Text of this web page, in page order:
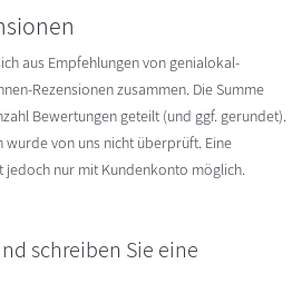
aus Empfehlungen von genialokal-
Rezensionen zusammen. Die Summe
Bewertungen geteilt (und ggf. gerundet).
wurde von uns nicht überprüft. Eine
jedoch nur mit Kundenkonto möglich.
schreiben Sie eine